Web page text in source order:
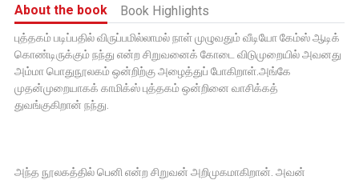
About the book Book Highlights
புத்தகம் படிப்பதில் விருப்பமில்லாமல் நாள் முழுவதும் வீடியோ கேம்ஸ் ஆடிக்
கொண்டிருக்கும் நந்து என்ற சிறுவனைக் கோடை விடுமுறையில் அவனது
அம்மா பொதுநூலகம் ஒன்றிற்கு அழைத்துப் போகிறாள்.அங்கே
முதன்முறையாகக் காமிக்ஸ் புத்தகம் ஒன்றினை வாசிக்கத்
துவங்குகிறான் நந்து.
அந்த நூலகத்தில் பெனி என்ற சிறுவன் அறிமுகமாகிறான். அவன்